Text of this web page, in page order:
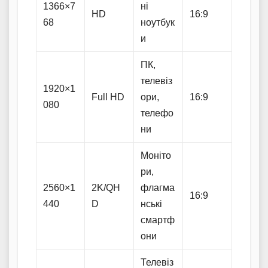
1366×7
68
HD
ні
ноутбук
и
16:9
1920×1
080
Full HD
ПК,
телевіз
ори,
телефо
ни
16:9
2560×1
440
2K/QH
D
Моніто
ри,
флагма
нські
смартф
они
16:9
Телевіз